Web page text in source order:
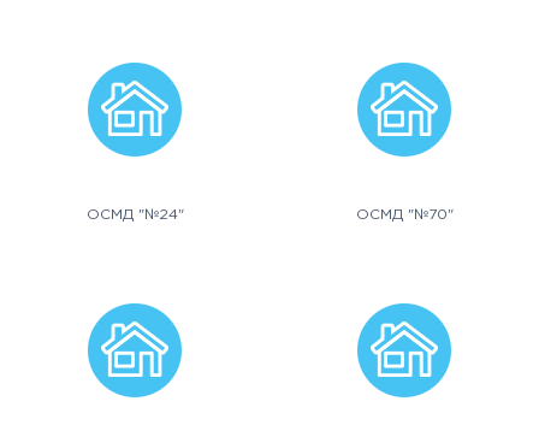
ОСМД "№24" ОСМД "№70"